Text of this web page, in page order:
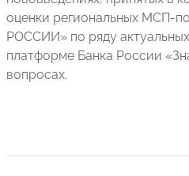
оценки региональных МСП-
РОССИИ» по ряду
платформе Банка России
вопросах.